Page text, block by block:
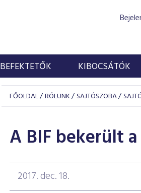
BEFEKTETŐK KIBOCSÁTÓK
FŐOLDAL RÓLUNK SAJTÓSZOBA
A BIF bekerült
2017. dec. 18.